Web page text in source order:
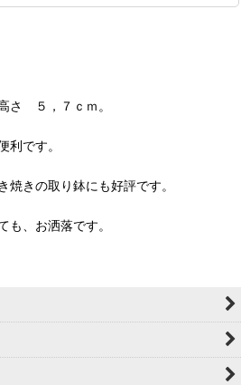
５，７ｃｍ。
利です。
きの取り鉢にも好評です。
も、お洒落です。